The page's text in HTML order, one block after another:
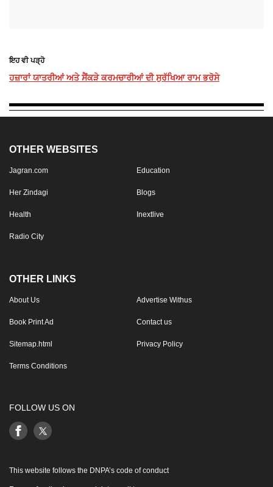
ਇਹ ਵੀ ਪੜ੍ਹੋ
ਹਜ਼ਾਰਾਂ ਯਾਤਰੀਆਂ ਅਤੇ ਸੈਂਕੜੇ ਕਰਮਚਾਰੀਆਂ ਦੀ ਸੁਰੱਖਿਆ ਰਾਮ ਭਰੋਸੇ
OTHER WEBSITES
Jagran.com Education
Her Zindagi Blogs
Health Inextlive
Radio City
OTHER LINKS
About Us Advertise Withus
Book Print Ad Contact us
Sitemap.html Privacy Policy
Terms Conditions
FOLLOW US ON
This website follows the DNPA’s code of conduct